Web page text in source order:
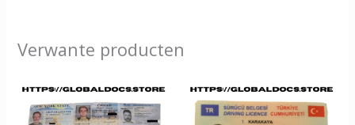
Verwante producten